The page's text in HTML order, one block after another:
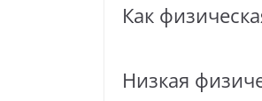
Как
Низкая